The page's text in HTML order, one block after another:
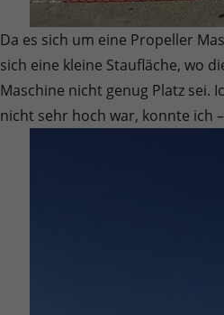
Da es sich um eine Propeller
sich eine kleine Staufläche, wo
Maschine nicht genug Platz sei.
nicht sehr hoch war, konnte ich